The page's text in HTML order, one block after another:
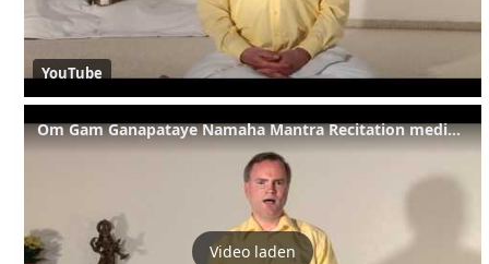
YouTube
Om Gam Ganapataye Namaha Mantra Recitation medium Speed 9x
Video laden